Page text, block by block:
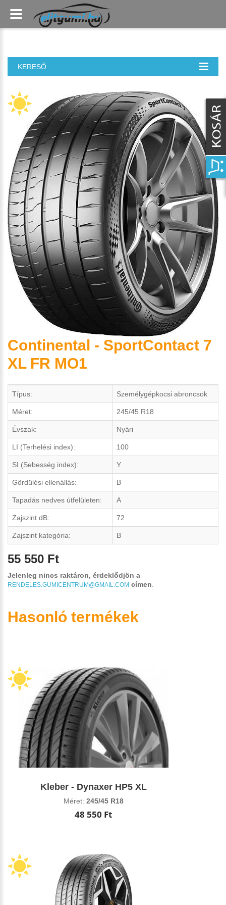
KERESŐ
Continental - SportContact 7
XL FR MO1
Típus: Személygépkocsi abroncsok
Méret: 245/45 R18
Évszak: Nyári
LI (Terhelési index): 100
SI (Sebesség index): Y
Gördülési ellenállás: B
Tapadás nedves útfelületen: A
Zajszint dB: 72
Zajszint kategória: B
55 550 Ft
Jelenleg nincs raktáron, érdeklődjön a
RENDELES.GUMICENTRUM@GMAIL.COM címen
Hasonló termékek
Kleber - Dynaxer HP5 XL
Méret: 245/45 R18
48 550 Ft